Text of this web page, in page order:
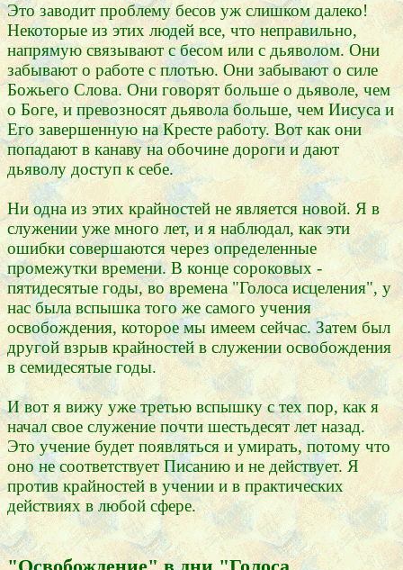
Это заводит проблему бесов уж слишком далеко!
Некоторые из этих людей все, что неправильно,
напрямую связывают с бесом или с дьяволом. Они
забывают о работе с плотью. Они забывают о силе
Божьего Слова. Они говорят больше о дьяволе, чем
о Боге, и превозносят дьявола больше, чем Иисуса и
Его завершенную на Кресте работу. Вот как они
попадают в канаву на обочине дороги и дают
дьяволу доступ к себе.
Ни одна из этих крайностей не является новой. Я в
служении уже много лет, и я наблюдал, как эти
ошибки совершаются через определенные
промежутки времени. В конце сороковых -
пятидесятые годы, во времена "Голоса исцеления", у
нас была вспышка того же самого учения
освобождения, которое мы имеем сейчас. Затем был
другой взрыв крайностей в служении освобождения
в семидесятые годы.
И вот я вижу уже третью вспышку с тех пор, как я
начал свое служение почти шестьдесят лет назад.
Это учение будет появляться и умирать, потому что
оно не соответствует Писанию и не действует. Я
против крайностей в учении и в практических
действиях в любой сфере.